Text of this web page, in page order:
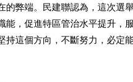
的弊端。民建聯認為，這次選
能，促進特區管治水平提升，
持這個方向，不斷努力，必定